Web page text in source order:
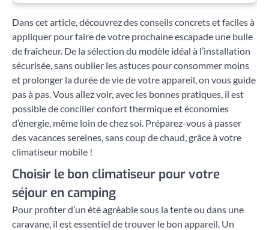
Dans cet article, découvrez des conseils concrets et faciles à
appliquer pour faire de votre prochaine escapade une bulle
de fraîcheur. De la sélection du modèle idéal à l’installation
sécurisée, sans oublier les astuces pour consommer moins
et prolonger la durée de vie de votre appareil, on vous guide
pas à pas. Vous allez voir, avec les bonnes pratiques, il est
possible de concilier confort thermique et économies
d’énergie, même loin de chez soi. Préparez-vous à passer
des vacances sereines, sans coup de chaud, grâce à votre
climatiseur mobile !
Choisir le bon climatiseur pour votre
séjour en camping
Pour profiter d’un été agréable sous la tente ou dans une
caravane, il est essentiel de trouver le bon appareil. Un